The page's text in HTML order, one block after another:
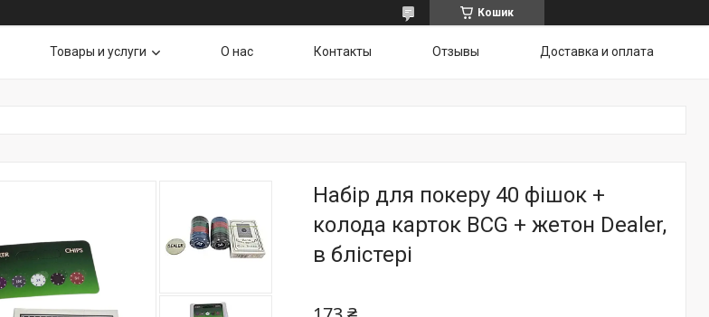
Кошик
Товары и услуги О нас Контакты Отзывы Доставка и оплата
Набір для покеру 40 фішок +
колода карток BCG + жетон Dealer,
в блістері